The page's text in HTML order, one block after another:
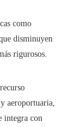
como
disminuyen
rigurosos.
aeroportuaria,
integra con